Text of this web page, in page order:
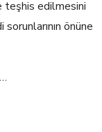
teşhis edilmesini
önüne
…